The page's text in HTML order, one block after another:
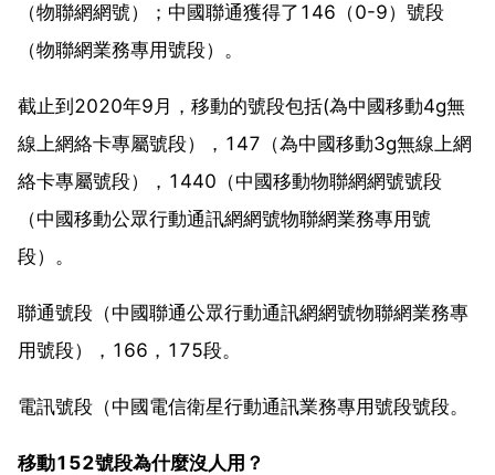
（物聯網網號）；中國聯通獲得了146（0-9）號段
（物聯網業務專用號段）。
截止到2020年9月，移動的號段包括(為中國移動4g無
線上網絡卡專屬號段），147（為中國移動3g無線上網
絡卡專屬號段），1440（中國移動物聯網網號號段
（中國移動公眾行動通訊網網號物聯網業務專用號
段）。
聯通號段（中國聯通公眾行動通訊網網號物聯網業務專
用號段），166，175段。
電訊號段（中國電信衛星行動通訊業務專用號段號段。
移動152號段為什麼沒人用？